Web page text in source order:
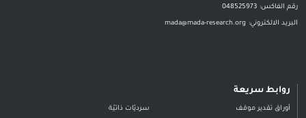
رقم الفاكس: 048525973
البريد الالكتروني: mada@mada-research.org
روابط سريعة
أوراق تقدير موقف سرديّات ذاتيّة